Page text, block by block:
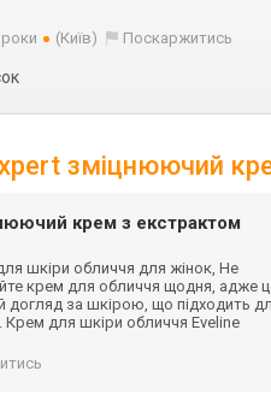
(Київ) Поскаржитись
зміцнюючий
крем з екстрактом
шкіри обличчя для жінок, Не
крем для обличчя щодня, адже
догляд за шкірою, що підходить
Крем для шкіри обличчя Eveline